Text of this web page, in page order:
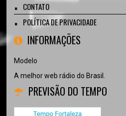
CONTATO
POLÍTICA DE PRIVACIDADE
INFORMAÇÕES
Modelo
A melhor web rádio do Brasil.
PREVISÃO DO TEMPO